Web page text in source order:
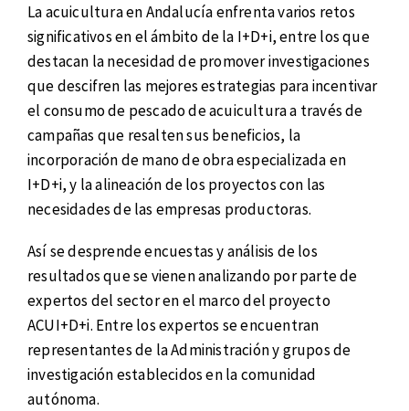
La acuicultura en Andalucía enfrenta varios retos
significativos en el ámbito de la I+D+i, entre los que
destacan la necesidad de promover investigaciones
que descifren las mejores estrategias para incentivar
el consumo de pescado de acuicultura a través de
campañas que resalten sus beneficios, la
incorporación de mano de obra especializada en
I+D+i, y la alineación de los proyectos con las
necesidades de las empresas productoras.
Así se desprende encuestas y análisis de los
resultados que se vienen analizando por parte de
expertos del sector en el marco del proyecto
ACUI+D+i. Entre los expertos se encuentran
representantes de la Administración y grupos de
investigación establecidos en la comunidad
autónoma.